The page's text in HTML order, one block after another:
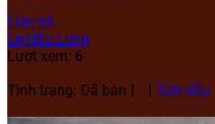
Liên hệ
Lê Hữu Long
Lượt xem: 6
Tình trạng: Đã bán
Sơn dầu